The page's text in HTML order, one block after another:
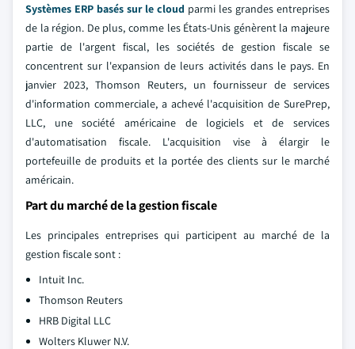
Systèmes ERP basés sur le cloud parmi les grandes entreprises
de la région. De plus, comme les États-Unis génèrent la majeure
partie de l'argent fiscal, les sociétés de gestion fiscale se
concentrent sur l'expansion de leurs activités dans le pays. En
janvier 2023, Thomson Reuters, un fournisseur de services
d'information commerciale, a achevé l'acquisition de SurePrep,
LLC, une société américaine de logiciels et de services
d'automatisation fiscale. L'acquisition vise à élargir le
portefeuille de produits et la portée des clients sur le marché
américain.
Part du marché de la gestion fiscale
Les principales entreprises qui participent au marché de la
gestion fiscale sont :
Intuit Inc.
Thomson Reuters
HRB Digital LLC
Wolters Kluwer N.V.